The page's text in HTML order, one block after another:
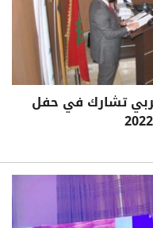
تشارك في حفل